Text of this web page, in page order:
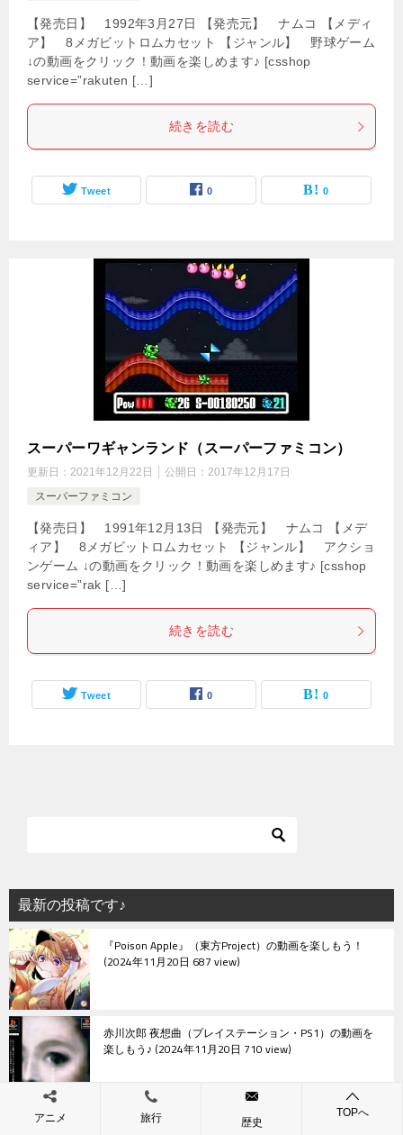
【発売日】 1992年3月27日 【発売元】 ナムコ 【メディ
ア】 8メガビットロムカセット 【ジャンル】 野球ゲーム
↓の動画をクリック！動画を楽しめます♪ [csshop
service=”rakuten […]
続きを読む
Tweet 0 0
スーパーワギャンランド（スーパーファミコン）
更新日： 2021年12月22日 公開日： 2017年12月17日
スーパーファミコン
【発売日】 1991年12月13日 【発売元】 ナムコ 【メデ
ィア】 8メガビットロムカセット 【ジャンル】 アクショ
ンゲーム ↓の動画をクリック！動画を楽しめます♪ [csshop
service=”rak […]
続きを読む
Tweet 0 0
最新の投稿です♪
『Poison Apple』（東方Project）の動画を楽しもう！
2024年11月20日 687 view
赤川次郎 夜想曲（プレイステーション・PS1）の動画を
楽しもう♪ 2024年11月20日 710 view
『PhantomBlackNightDream.』（東方Project）の動画を
アニメ 旅行 歴史
TOPへ